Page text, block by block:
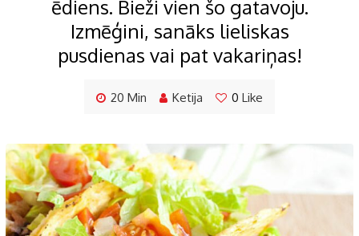
ēdiens. Bieži vien šo gatavoju.
Izmēģini, sanāks lieliskas
pusdienas vai pat vakariņas!
20 Min Ketija 0 Like